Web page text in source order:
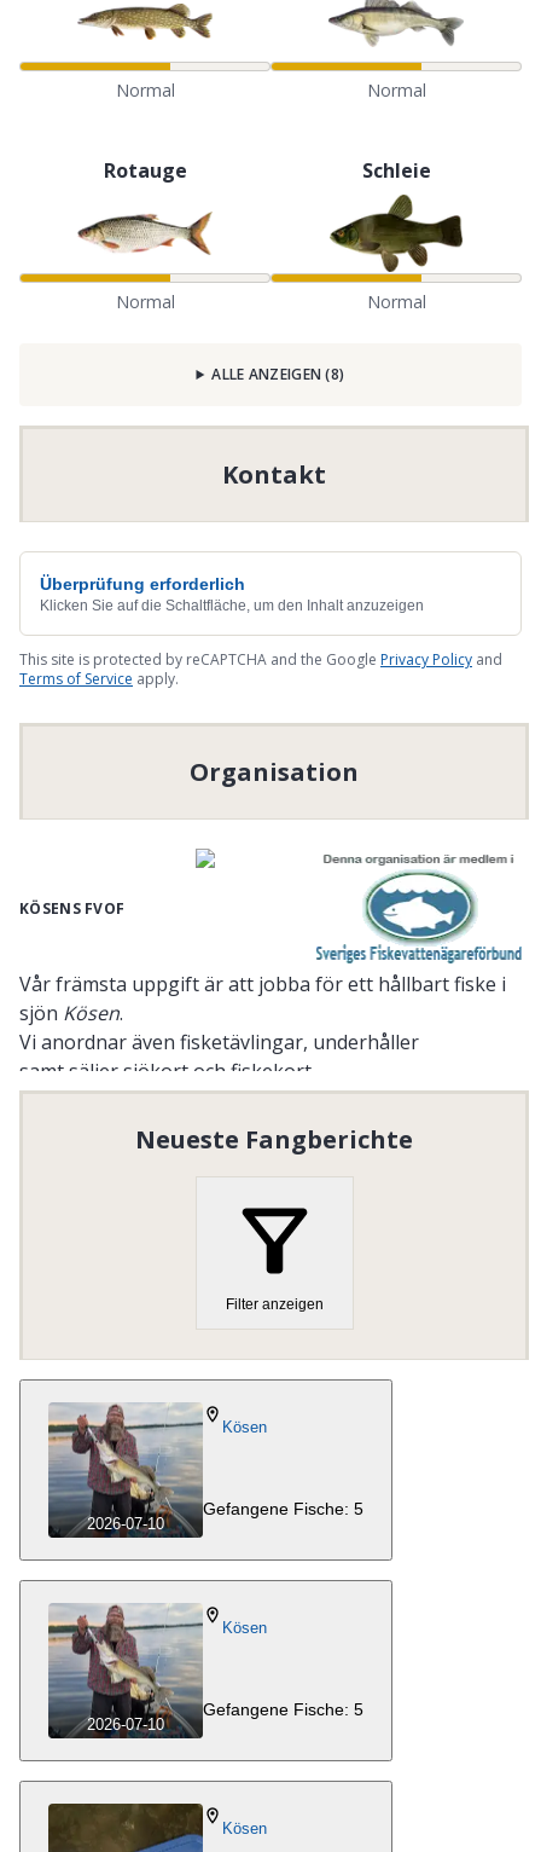
Normal Normal
Rotauge
Normal
Schleie
Normal
ALLE ANZEIGEN(8)
Kontakt
Überprüfung erforderlich
Klicken Sie auf die Schaltfläche, um den Inhalt anzuzeigen
This site is protected by reCAPTCHA and the Google Privacy Policy and
Terms of Service apply.
Organisation
KÖSENS FVOF
Vår främsta uppgift är att jobba för ett hållbart fiske i
sjön Kösen.
Vi anordnar även fisketävlingar, underhåller
samt säljer sjökort och fiskekort.
Homepage besuchenNeueste Fangberichte
Filter anzeigen
2026-07-10
Kösen
Gefangene Fische: 5
2026-07-10
Kösen
Gefangene Fische: 5
Kösen